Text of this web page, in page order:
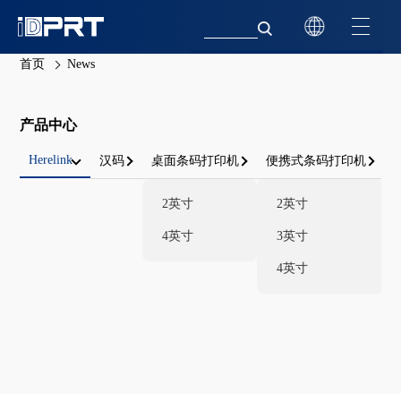
首页 News
产品中心
Herelink 汉码 桌面条码打印机
2英寸
4英寸
便携式条码打印机
2英寸
3英寸
4英寸